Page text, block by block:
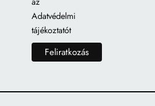
Adatvédelmi
tájékoztatót